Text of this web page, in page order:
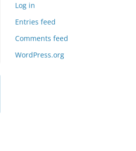
Log in
Entries feed
Comments feed
WordPress.org